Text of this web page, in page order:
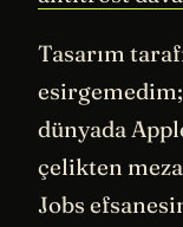
Tasarım
dünyada
çelikten
Jobs